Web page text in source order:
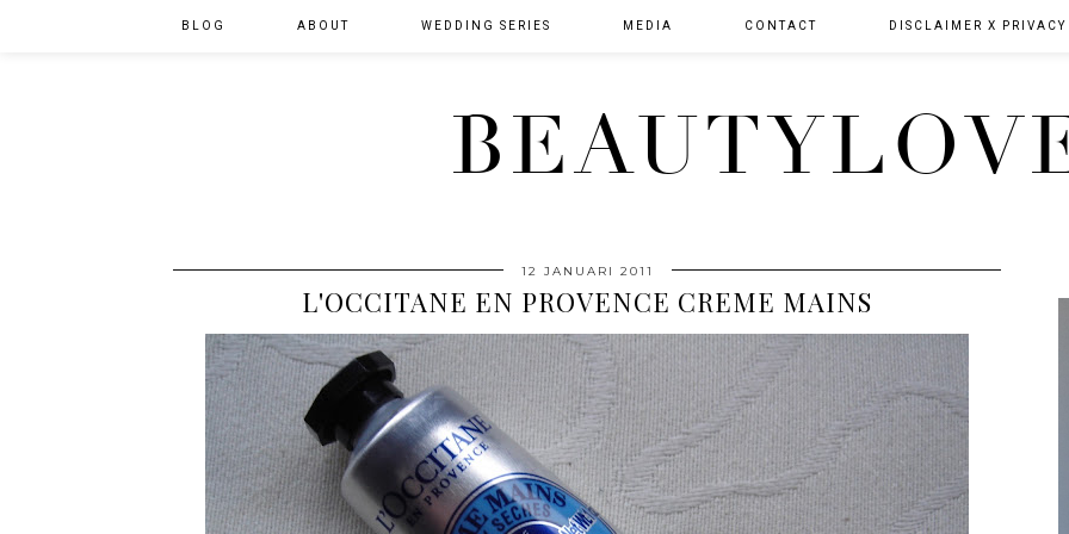
BLOG ABOUT WEDDING SERIES MEDIA CONTACT DISCLAIMER X PRIVACY
12 JANUARI 2011
L'OCCITANE EN PROVENCE CREME MAINS